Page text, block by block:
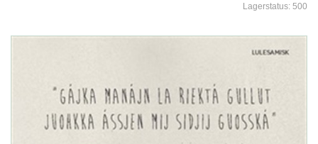
Lagerstatus: 500